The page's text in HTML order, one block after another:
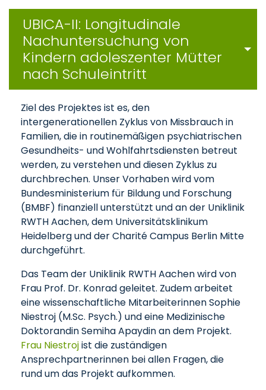
UBICA-II: Longitudinale
Nachuntersuchung von
Kindern adoleszenter Mütter
nach Schuleintritt
Ziel des Projektes ist es, den
intergenerationellen Zyklus von Missbrauch in
Familien, die in routinemäßigen psychiatrischen
Gesundheits- und Wohlfahrtsdiensten betreut
werden, zu verstehen und diesen Zyklus zu
durchbrechen. Unser Vorhaben wird vom
Bundesministerium für Bildung und Forschung
(BMBF) finanziell unterstützt und an der Uniklinik
RWTH Aachen, dem Universitätsklinikum
Heidelberg und der Charité Campus Berlin Mitte
durchgeführt.
Das Team der Uniklinik RWTH Aachen wird von
Frau Prof. Dr. Konrad geleitet. Zudem arbeitet
eine wissenschaftliche Mitarbeiterinnen Sophie
Niestroj (M.Sc. Psych.) und eine Medizinische
Doktorandin Semiha Apaydin an dem Projekt.
Frau Niestrojist die zuständigen
Ansprechpartnerinnen bei allen Fragen, die
rund um das Projekt aufkommen.